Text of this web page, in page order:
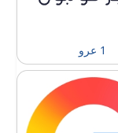
1 عرو